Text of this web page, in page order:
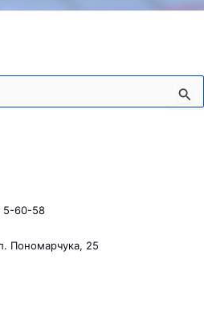
5-60-58
Пономарчука, 25